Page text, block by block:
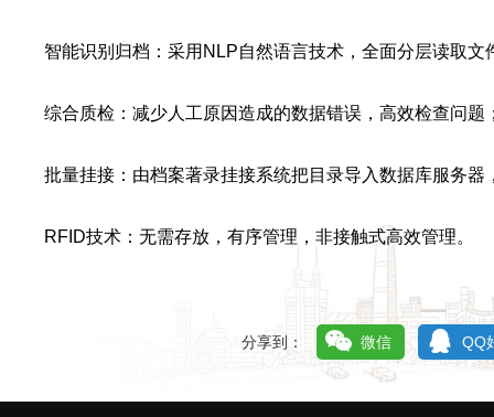
智能识别归档：采用NLP自然语言技术，全面分层读取文
综合质检：减少人工原因造成的数据错误，高效检查问题
批量挂接：由档案著录挂接系统把目录导入数据库服务器
RFID技术：无需存放，有序管理，非接触式高效管理。
分享到： 微信 QQ